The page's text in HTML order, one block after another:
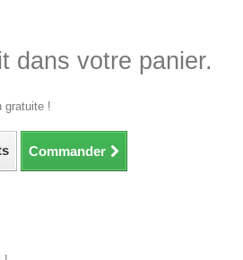
dans votre panier.
gratuite !
Commander